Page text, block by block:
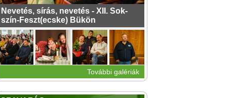
Nevetés, sírás, nevetés - XII. Sok-
szín-Feszt(ecske) Bükön
További galériák